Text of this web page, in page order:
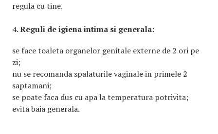
regula cu tine.
4.Reguli de igiena intima si generala:
se face toaleta organelor genitale externe de 2 ori pe
zi;
nu se recomanda spalaturile vaginale in primele 2
saptamani;
se poate faca dus cu apa la temperatura potrivita;
evita baia generala.